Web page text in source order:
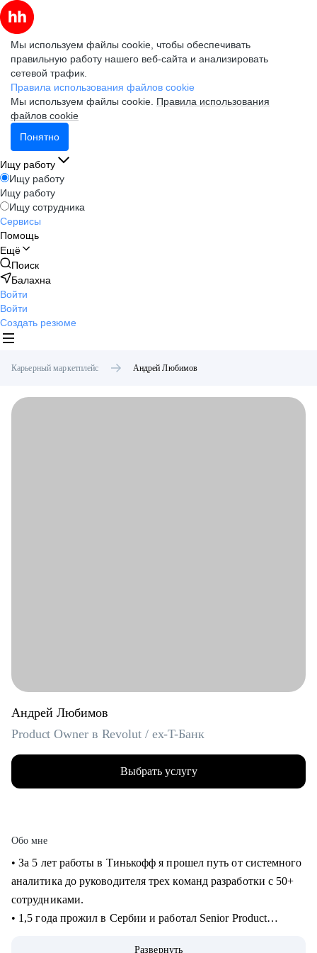
Мы используем файлы cookie, чтобы обеспечивать
правильную работу нашего веб-сайта и анализировать
сетевой трафик.
Правила использования файлов cookie
Мы используем файлы cookie. Правила использования
файлов cookie
Понятно
Ищу работу
Ищу работу
Ищу работу
Ищу сотрудника
Сервисы
Помощь
Ещё
Поиск
Балахна
Войти
Войти
Создать резюме
Карьерный маркетплейс Андрей Любимов
Андрей Любимов
Product Owner в Revolut / ex-T-Банк
Выбрать услугу
Обо мне
• За 5 лет работы в Тинькофф я прошел путь от системного
аналитика до руководителя трех команд разработки с 50+
сотрудниками.
• 1,5 года прожил в Сербии и работал Senior Product
Развернуть